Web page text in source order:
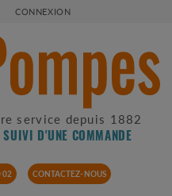
CONNEXION
service depuis 1882
SUIVI D'UNE COMMANDE
02 CONTACTEZ-NOUS